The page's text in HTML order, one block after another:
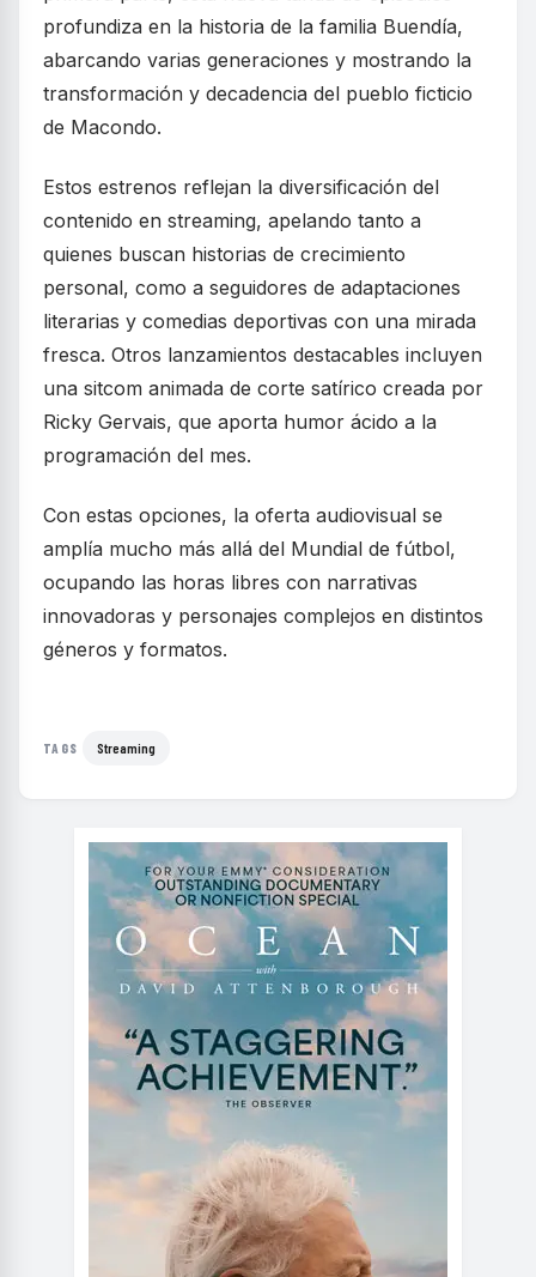
profundiza en la historia de la familia Buendía,
abarcando varias generaciones y mostrando la
transformación y decadencia del pueblo ficticio
de Macondo.
Estos estrenos reflejan la diversificación del
contenido en streaming, apelando tanto a
quienes buscan historias de crecimiento
personal, como a seguidores de adaptaciones
literarias y comedias deportivas con una mirada
fresca. Otros lanzamientos destacables incluyen
una sitcom animada de corte satírico creada por
Ricky Gervais, que aporta humor ácido a la
programación del mes.
Con estas opciones, la oferta audiovisual se
amplía mucho más allá del Mundial de fútbol,
ocupando las horas libres con narrativas
innovadoras y personajes complejos en distintos
géneros y formatos.
TAGS Streaming